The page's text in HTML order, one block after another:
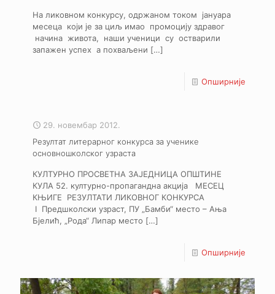
На ликовном конкурсу, oдржаном током јануара
месеца који је за циљ имао промоцију здравог
начина живота, наши ученици су остварили
запажен успех а похваљени […]
Опширније
29. новембар 2012.
Резултат литерарног конкурса за ученике
основношколског узраста
КУЛТУРНО ПРОСВЕТНА ЗАЈЕДНИЦА ОПШТИНЕ
КУЛА 52. културно-пропагандна акција МЕСЕЦ
КЊИГЕ РЕЗУЛТАТИ ЛИКОВНОГ КОНКУРСА
I Предшколски узраст, ПУ „Бамби“ место – Ања
Бјелић, „Рода“ Липар место […]
Опширније